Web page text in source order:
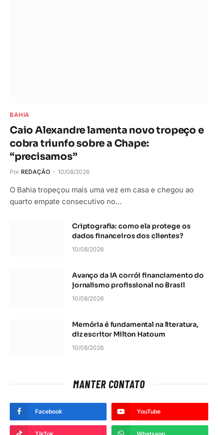
BAHIA
Caio Alexandre lamenta novo tropeço e
cobra triunfo sobre a Chape:
“precisamos”
Por REDAÇÃO 10/08/2026
O Bahia tropeçou mais uma vez em casa e chegou ao
quarto empate consecutivo no…
Criptografia: como ela protege os
dados financeiros dos clientes?
10/08/2026
Avanço da IA corrói financiamento do
jornalismo profissional no Brasil
10/08/2026
Memória é fundamental na literatura,
diz escritor Milton Hatoum
10/08/2026
MANTER CONTATO
Facebook YouTube